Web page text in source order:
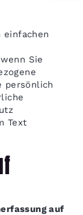
einfachen
Sie
persönlich
Text
auf